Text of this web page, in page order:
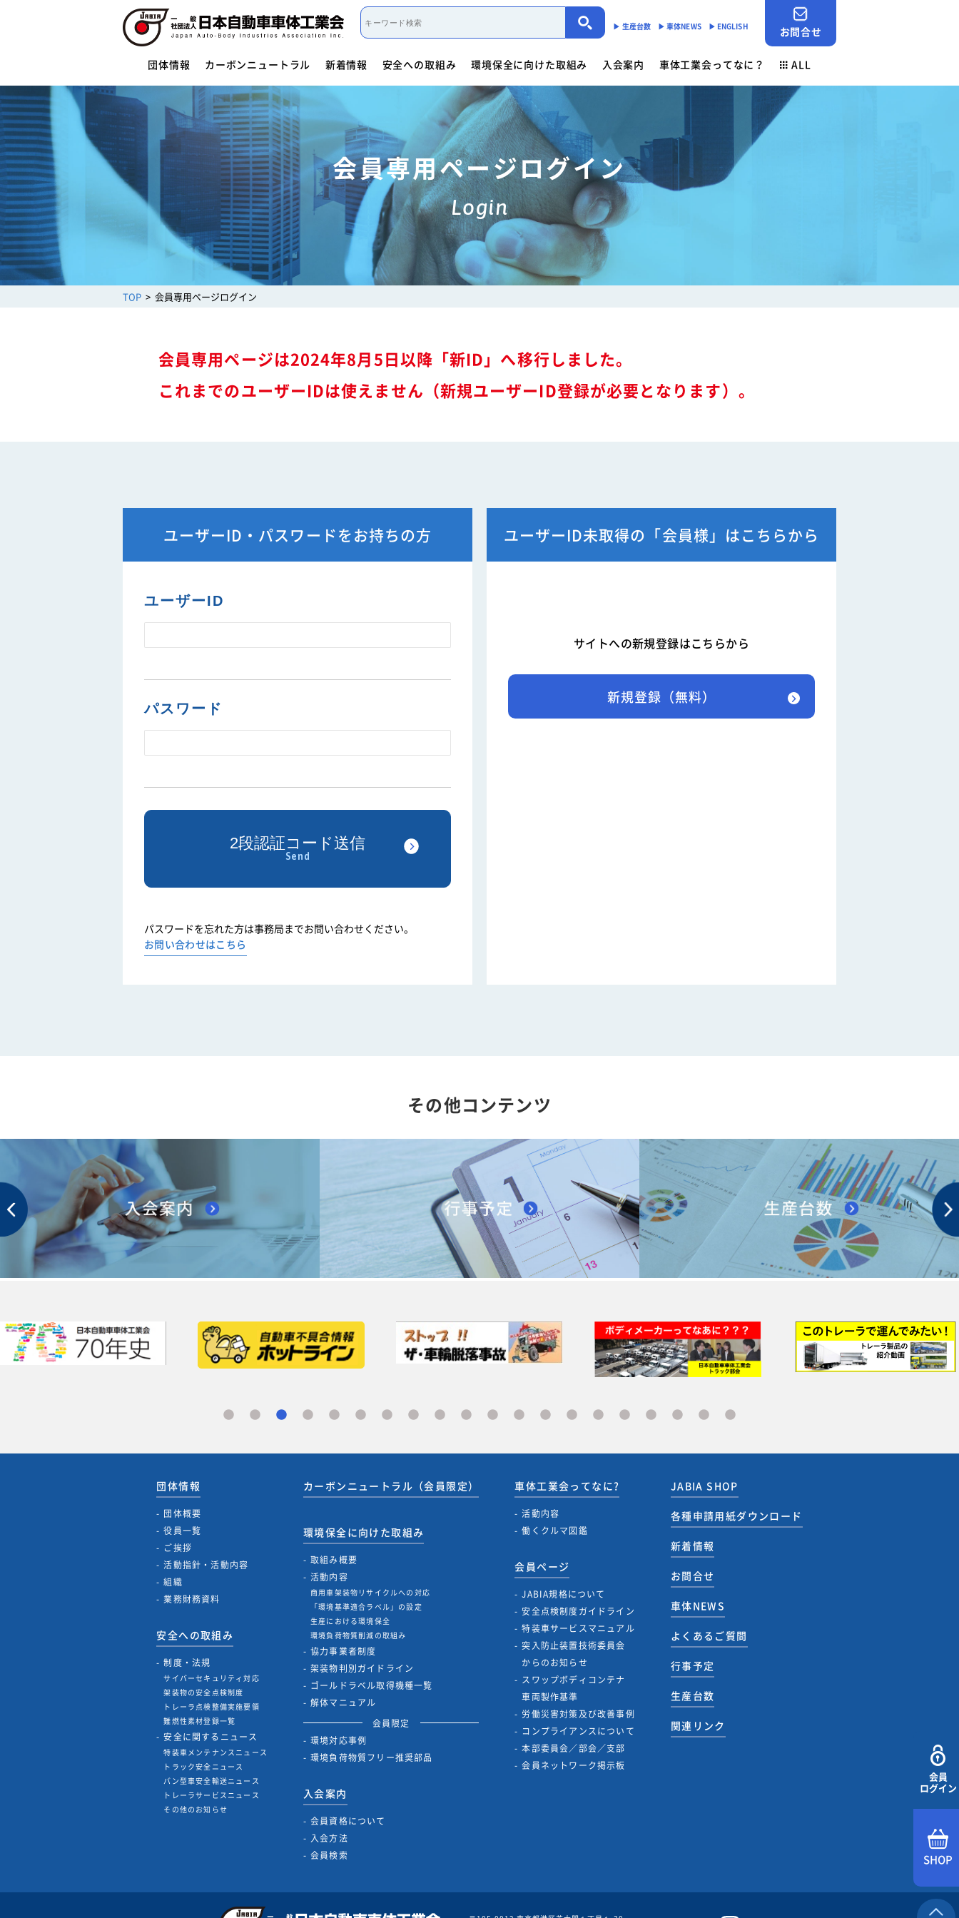
▶︎ 生産台数 ▶︎ 車体NEWS ▶︎ ENGLISH お問合せ
団体情報
団体概要 役員一覧
活動指針・活動内容
組織 業務財務資料
カーボンニュートラル 新着情報 安全への取組み
- サイバーセキュリティー対応
- 架装物の安全点検制度
- トレーラ点検整備実施要領
- 難燃物性素材登録一覧
安全に関するニュース
- 特装車メンテナンスニュース
- トラック安全ニュース
- バン型車安全輸送ニュース
- トレーラサービスニュース
- その他のお知らせ
環境保全に向けた取組み
協力事業者制度
活動内容
- 商用車架装物リサイクルへの対応
- 「環境基準適合ラベル」の設定
- 生産における環境保全
- 環境負荷物質削減の取組み
解体マニュアル一覧 架装物判別ガイドライン ゴールドラベル取得機種一覧
会員限定 環境対応事例 環境負荷物質フリー推奨部品
入会案内
会員資格について 入会方法 会員検索
車体工業会ってなに？
活動内容 働くクルマ図鑑
ALL
団体情報
団体概要
役員一覧
ご挨拶
活動指針・活動内容
業務財務資料
安全への取組み
制度・法規
サイバーセキュリティー対応
架装物の安全点検制度
特装車メンテナンスニュース
バン型車安全輸送ニュース
カーボンニュートラル（会員限定）
環境保全に向けた取組み
取組み概要
活動内容
商用車架装物リサイクルへの対応
「環境基準適合ラベル」の設定
生産における環境保全
環境負荷物質削減の取組み
協力事業者制度
架装物判別ガイドライン
環境対応事例
環境負荷物質フリー推奨部品
入会案内
会員資格について
入会方法
会員検索
車体工業会ってなに?
活動内容
働くクルマ図鑑
会員ページ
からのお知らせ
車両製作基準
各種申請用紙ダウンロード
お問合せ
会員専用ページログイン
Login
TOP 会員専用ページログイン
会員専用ページは2024年8月5日以降「新ID」へ移行しました。
これまでのユーザーIDは使えません（新規ユーザーID登録が必要となります）。
ユーザーID・パスワードをお持ちの方
ユーザーID
パスワード
パスワードを忘れた方は事務局までお問い合わせください。
お問い合わせはこちら
ユーザーID未取得の「会員様」はこちらから
サイトへの新規登録はこちらから
新規登録（無料）
会員
ログイン
SHOP
その他コンテンツ
団体情報
団体概要
役員一覧
ご挨拶
活動指針・活動内容
組織
業務財務資料
安全への取組み
制度・法規
サイバーセキュリティ対応
架装物の安全点検制度
トレーラ点検整備実施要領
難燃性素材登録一覧
安全に関するニュース
特装車メンテナンスニュース
トラック安全ニュース
バン型車安全輸送ニュース
トレーラサービスニュース
その他のお知らせ
カーボンニュートラル（会員限定）
環境保全に向けた取組み
取組み概要
活動内容
商用車架装物リサイクルへの対応
「環境基準適合ラベル」の設定
生産における環境保全
環境負荷物質削減の取組み
協力事業者制度
架装物判別ガイドライン
ゴールドラベル取得機種一覧
解体マニュアル
会員限定
環境対応事例
環境負荷物質フリー推奨部品
入会案内
会員資格について
入会方法
会員検索
車体工業会ってなに?
活動内容
働くクルマ図鑑
会員ページ
JABIA規格について
安全点検制度ガイドライン
特装車サービスマニュアル
突入防止装置技術委員会
からのお知らせ
スワップボディコンテナ
車両製作基準
労働災害対策及び改善事例
コンプライアンスについて
本部委員会／部会／支部
会員ネットワーク掲示板
JABIA SHOP
各種申請用紙ダウンロード
新着情報
お問合せ
車体NEWS
よくあるご質問
行事予定
生産台数
関連リンク